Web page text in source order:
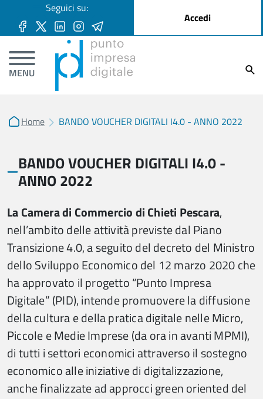
Seguici su: User account menu
Accedi
MENU
Home BANDO VOUCHER DIGITALI I4.0 - ANNO 2022
BANDO VOUCHER DIGITALI I4.0 -
ANNO 2022
La Camera di Commercio di Chieti Pescara,
nell’ambito delle attività previste dal Piano
Transizione 4.0, a seguito del decreto del Ministro
dello Sviluppo Economico del 12 marzo 2020 che
ha approvato il progetto “Punto Impresa
Digitale” (PID), intende promuovere la diffusione
della cultura e della pratica digitale nelle Micro,
Piccole e Medie Imprese (da ora in avanti MPMI),
di tutti i settori economici attraverso il sostegno
economico alle iniziative di digitalizzazione,
anche finalizzate ad approcci green oriented del